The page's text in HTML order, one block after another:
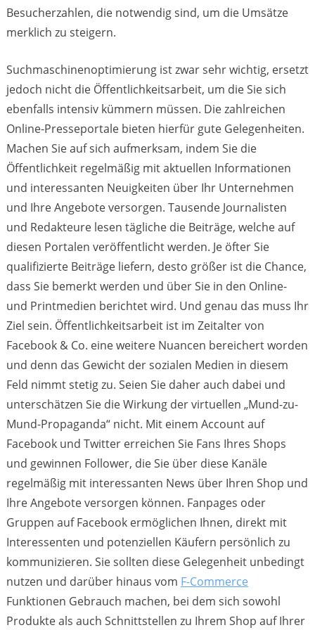
Besucherzahlen, die notwendig sind, um die Umsätze
merklich zu steigern.
Suchmaschinenoptimierung ist zwar sehr wichtig, ersetzt
jedoch nicht die Öffentlichkeitsarbeit, um die Sie sich
ebenfalls intensiv kümmern müssen. Die zahlreichen
Online-Presseportale bieten hierfür gute Gelegenheiten.
Machen Sie auf sich aufmerksam, indem Sie die
Öffentlichkeit regelmäßig mit aktuellen Informationen
und interessanten Neuigkeiten über Ihr Unternehmen
und Ihre Angebote versorgen. Tausende Journalisten
und Redakteure lesen tägliche die Beiträge, welche auf
diesen Portalen veröffentlicht werden. Je öfter Sie
qualifizierte Beiträge liefern, desto größer ist die Chance,
dass Sie bemerkt werden und über Sie in den Online-
und Printmedien berichtet wird. Und genau das muss Ihr
Ziel sein. Öffentlichkeitsarbeit ist im Zeitalter von
Facebook & Co. eine weitere Nuancen bereichert worden
und denn das Gewicht der sozialen Medien in diesem
Feld nimmt stetig zu. Seien Sie daher auch dabei und
unterschätzen Sie die Wirkung der virtuellen „Mund-zu-
Mund-Propaganda“ nicht. Mit einem Account auf
Facebook und Twitter erreichen Sie Fans Ihres Shops
und gewinnen Follower, die Sie über diese Kanäle
regelmäßig mit interessanten News über Ihren Shop und
Ihre Angebote versorgen können. Fanpages oder
Gruppen auf Facebook ermöglichen Ihnen, direkt mit
Interessenten und potenziellen Käufern persönlich zu
kommunizieren. Sie sollten diese Gelegenheit unbedingt
nutzen und darüber hinaus vom F-Commerce
Funktionen Gebrauch machen, bei dem sich sowohl
Produkte als auch Schnittstellen zu Ihrem Shop auf Ihrer